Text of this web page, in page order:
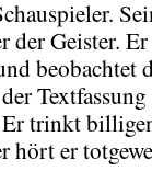
der Geister.
beobachtet
Er trinkt
hört er